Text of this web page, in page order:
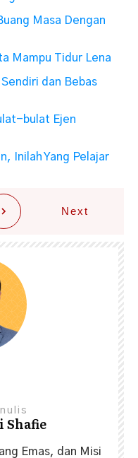
Masa Dengan
Mampu Tidur Lena
dan Bebas
bulat Ejen
Inilah Yang Pelajar
Next
Emas, dan Misi